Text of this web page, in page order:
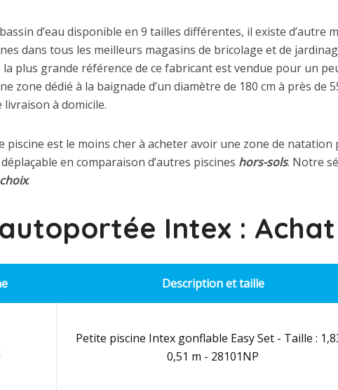
d’eau disponible en 9 tailles différentes, il existe d’autre
dans tous les meilleurs magasins de bricolage et de
plus grande référence de ce fabricant est vendue pour un
zone dédié à la baignade d’un diamètre de 180 cm à près de
à domicile.
piscine est le moins cher à acheter avoir une zone de
en comparaison d’autres piscines hors-sols. Notre
choix.
Intex :
Description et taille
Petite piscine Intex gonflable Easy Set - Taille :
0,51 m - 28101NP